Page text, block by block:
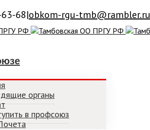
68|obkom-rgu-tmb@rambler.ru
органы
в профсоюз